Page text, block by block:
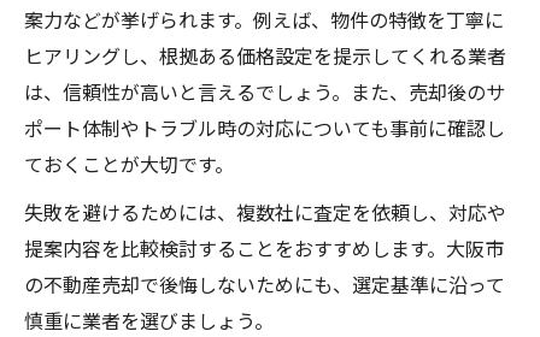
案力などが挙げられます。例えば、物件の特徴を丁寧に
ヒアリングし、根拠ある価格設定を提示してくれる業者
は、信頼性が高いと言えるでしょう。また、売却後のサ
ポート体制やトラブル時の対応についても事前に確認し
ておくことが大切です。
失敗を避けるためには、複数社に査定を依頼し、対応や
提案内容を比較検討することをおすすめします。大阪市
の不動産売却で後悔しないためにも、選定基準に沿って
慎重に業者を選びましょう。